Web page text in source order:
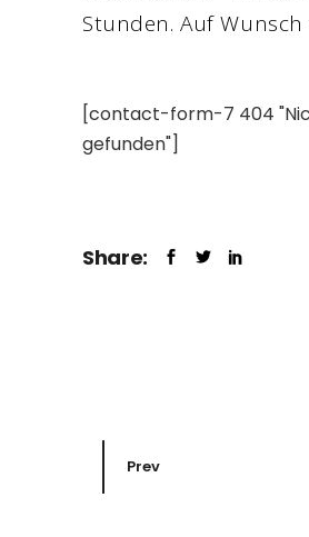
Stunden. Auf
[contact-form-7 404
gefunden"]
Share:
Prev